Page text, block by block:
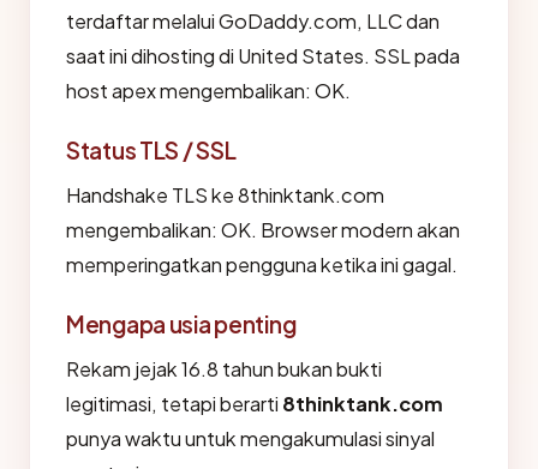
terdaftar melalui GoDaddy.com, LLC dan
saat ini dihosting di United States. SSL pada
host apex mengembalikan: OK.
Status TLS / SSL
Handshake TLS ke 8thinktank.com
mengembalikan: OK. Browser modern akan
memperingatkan pengguna ketika ini gagal.
Mengapa usia penting
Rekam jejak 16.8 tahun bukan bukti
legitimasi, tetapi berarti 8thinktank.com
punya waktu untuk mengakumulasi sinyal